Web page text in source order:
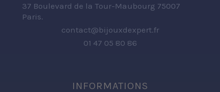
37 Boulevard de la Tour-Maubourg 75007
Paris.
contact@bijouxdexpert.fr
01 47 05 80 86
INFORMATIONS